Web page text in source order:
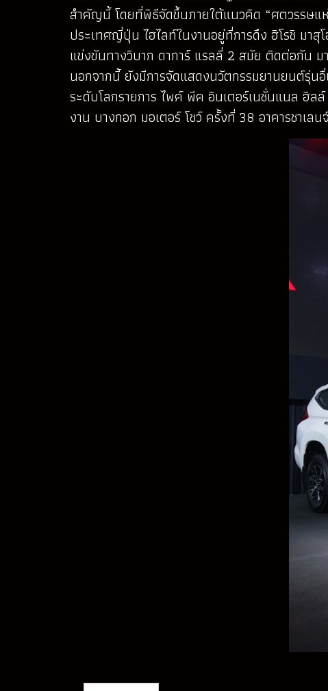
สำคัญนี้ โดยที่พิธีจัดขึ้นภายใต้แนวคิด “ศตวรรษแ
ประเทศญี่ปุ่น ไฮไลท์ในงานอยู่ที่การดึง ฮิโรชิ มา
แข่งขันทางวิบาก ดาการ์ แรลลี่ 2 สมัย ติดต่อกัน
นอกจากนี้ ยังมีการจัดแสดงนวัตกรรมยานยนต์รุ่น
ระดับโลกรายการ ไพค์ พีค อินเตอร์เนชั่นแนล ฮิ
งาน บางกอก มอเตอร์ โชว์ ครั้งที่ 38 อาคารชาเล